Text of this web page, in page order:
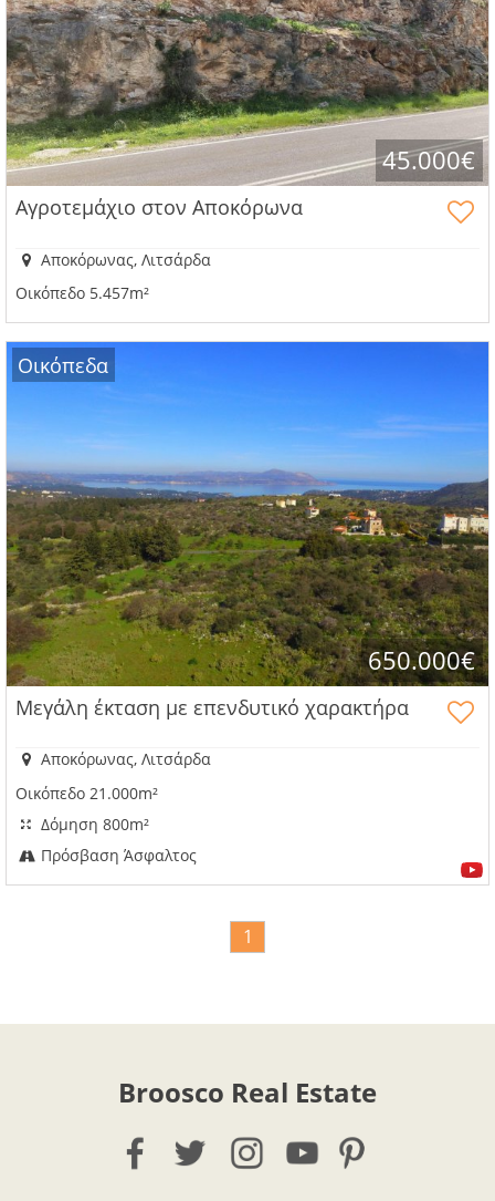
45.000€
Αγροτεμάχιο στον Αποκόρωνα
Αποκόρωνας, Λιτσάρδα
Οικόπεδο 5.457m²
Οικόπεδα
650.000€
Μεγάλη έκταση με επενδυτικό χαρακτήρα
Αποκόρωνας, Λιτσάρδα
Οικόπεδο 21.000m²
Δόμηση 800m²
Πρόσβαση Άσφαλτος
1
Broosco Real Estate